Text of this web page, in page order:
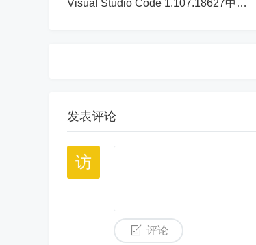
Visual Studio Code 1.107.18627中文绿色版
发表评论
评论